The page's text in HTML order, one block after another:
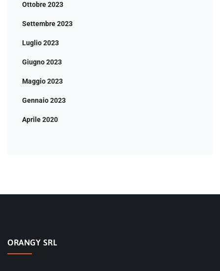
Ottobre 2023
Settembre 2023
Luglio 2023
Giugno 2023
Maggio 2023
Gennaio 2023
Aprile 2020
ORANGY SRL